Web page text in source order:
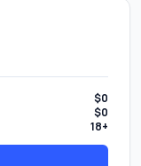
$0
$0
18+